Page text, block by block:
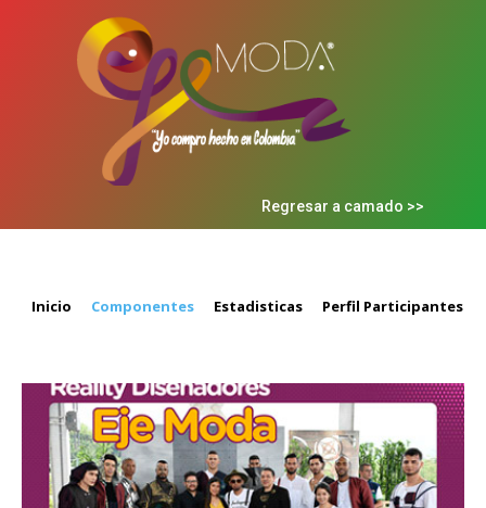
Regresar a camado >>
Inicio Componentes Estadisticas Perfil Participantes